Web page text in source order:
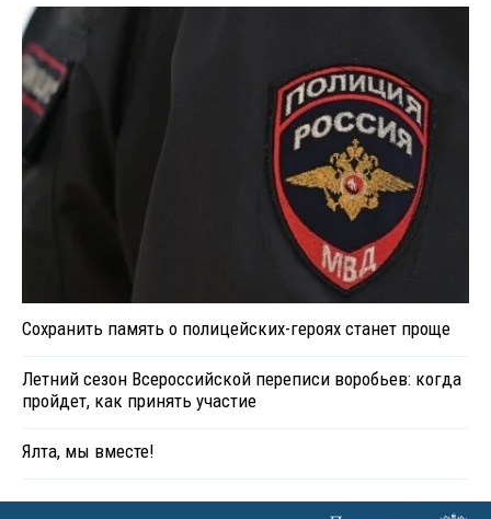
Сохранить память о полицейских-героях станет проще
Летний сезон Всероссийской переписи воробьев: когда
пройдет, как принять участие
Ялта, мы вместе!